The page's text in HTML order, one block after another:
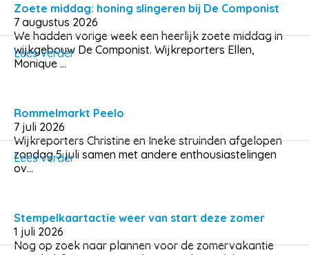
Zoete middag: honing slingeren bij De Componist
7 augustus 2026
We hadden vorige week een heerlijk zoete middag in
wijkgebouw De Componist. Wijkreporters Ellen,
Monique ...
Lees verder
Rommelmarkt Peelo
7 juli 2026
Wijkreporters Christine en Ineke struinden afgelopen
zondag 5 juli samen met andere enthousiastelingen
ov...
Lees verder
Stempelkaartactie weer van start deze zomer
1 juli 2026
Nog op zoek naar plannen voor de zomervakantie